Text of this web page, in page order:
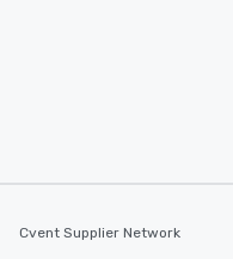
Cvent Supplier Network